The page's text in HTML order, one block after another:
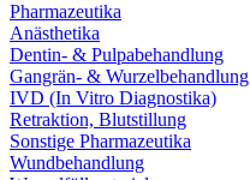
Pharmazeutika
Anästhetika
Dentin- & Pulpabehandlung
Gangrän- & Wurzelbehandlung
IVD (In Vitro Diagnostika)
Retraktion, Blutstillung
Sonstige Pharmazeutika
Wundbehandlung